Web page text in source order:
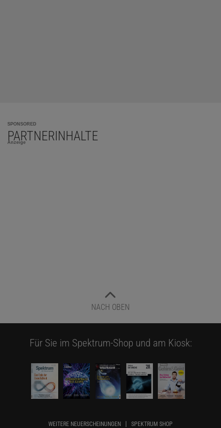
SPONSORED
PARTNERINHALTE
Anzeige
NACH OBEN
Für Sie im Spektrum-Shop und am Kiosk:
WEITERE NEUERSCHEINUNGEN SPEKTRUM SHOP